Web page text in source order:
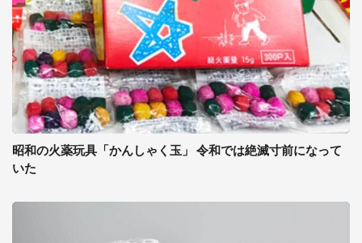
昭和の火薬玩具「かんしゃく玉」 令和では絶滅寸前になって
いた